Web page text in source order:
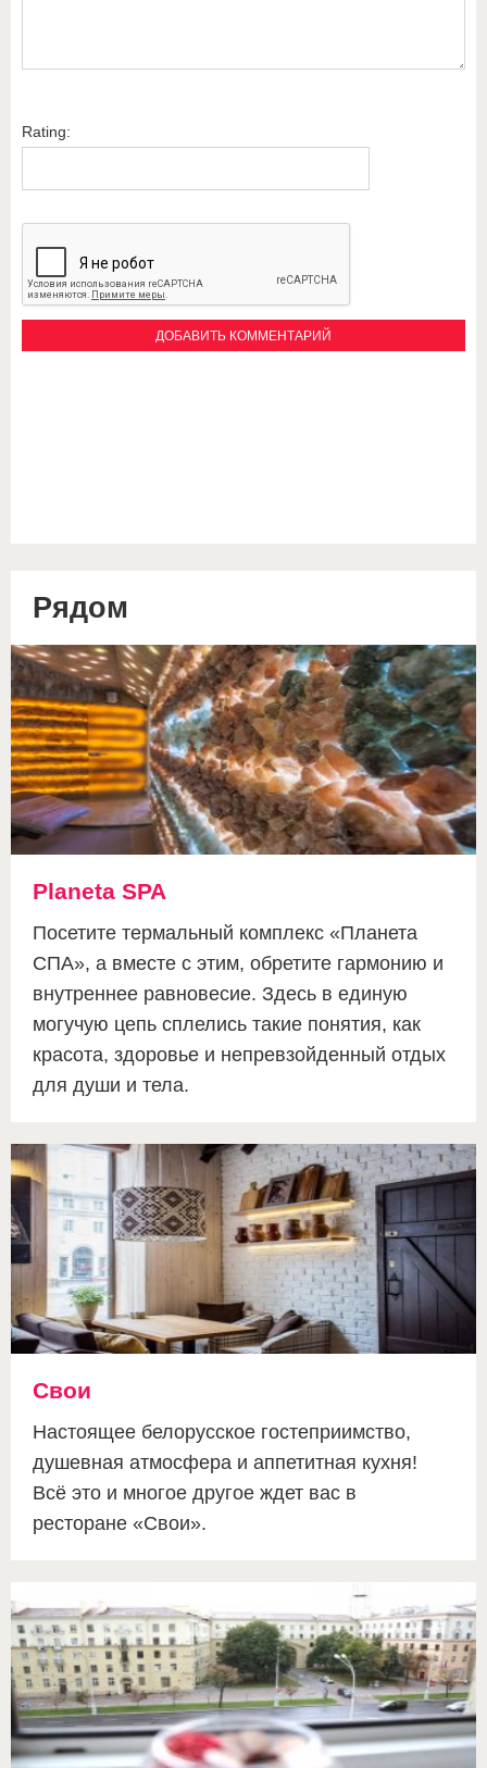
Rating:
Рядом
Planeta SPA
Посетите термальный комплекс «Планета
СПА», а вместе с этим, обретите гармонию и
внутреннее равновесие. Здесь в единую
могучую цепь сплелись такие понятия, как
красота, здоровье и непревзойденный отдых
для души и тела.
Свои
Настоящее белорусское гостеприимство,
душевная атмосфера и аппетитная кухня!
Всё это и многое другое ждет вас в
ресторане «Свои».